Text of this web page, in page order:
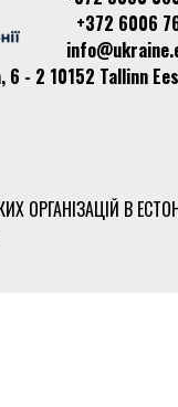
+372 6006
6 - 2 10152 Tallinn
ОРГАНІЗАЦІЙ В